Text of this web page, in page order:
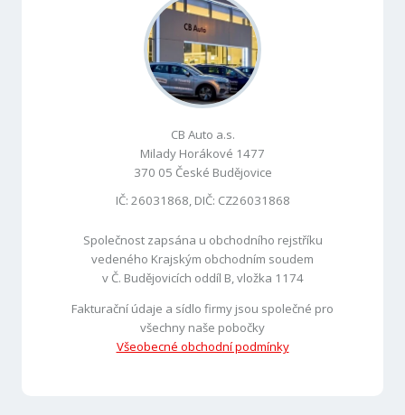
CB Auto a.s.
Milady Horákové 1477
370 05 České Budějovice
IČ: 26031868, DIČ: CZ26031868
Společnost zapsána u obchodního rejstříku
vedeného Krajským obchodním soudem
v Č. Budějovicích oddíl B, vložka 1174
Fakturační údaje a sídlo firmy jsou společné pro
všechny naše pobočky
Všeobecné obchodní podmínky